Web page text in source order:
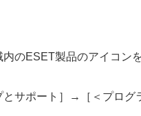
のESET製品のアイコン
サポート］→［＜プログ